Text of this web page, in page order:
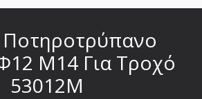
Ποτηροτρύπανο
M14 Για Τροχό
53012M